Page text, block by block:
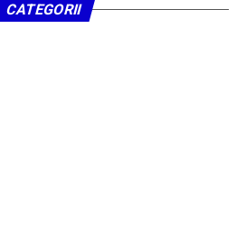
CATEGORII